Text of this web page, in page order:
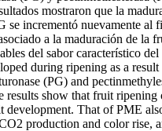
mostraron que la
se incrementó nuevamente
a la maduración de
del sabor
during ripening as a
(PG) and
show that fruit
That of PME
production and color rise,